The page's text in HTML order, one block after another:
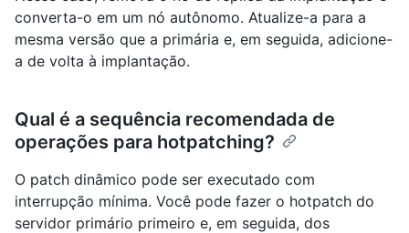
converta-o em um nó autônomo. Atualize-a para a
mesma versão que a primária e, em seguida, adicione-
a de volta à implantação.
Qual é a sequência recomendada de
operações para hotpatching?
O patch dinâmico pode ser executado com
interrupção mínima. Você pode fazer o hotpatch do
servidor primário primeiro e, em seguida, dos